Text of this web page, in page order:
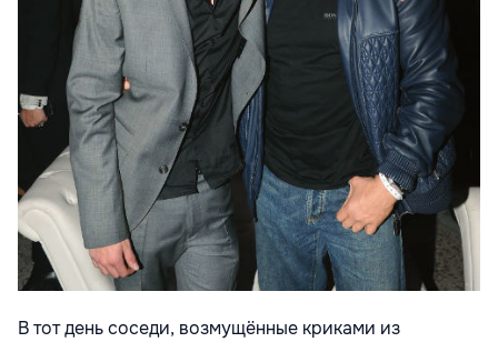
В тот день соседи, возмущённые криками из